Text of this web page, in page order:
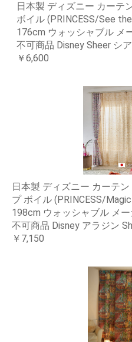
日本製 ディズニー カーテ
ボイル (PRINCESS/See
176cm ウォッシャブル メ
不可商品 Disney Sheer シ
￥6,600
日本製 ディズニー カーテ
プ ボイル (PRINCESS/
198cm ウォッシャブル メ
不可商品 Disney アラジン
￥7,150